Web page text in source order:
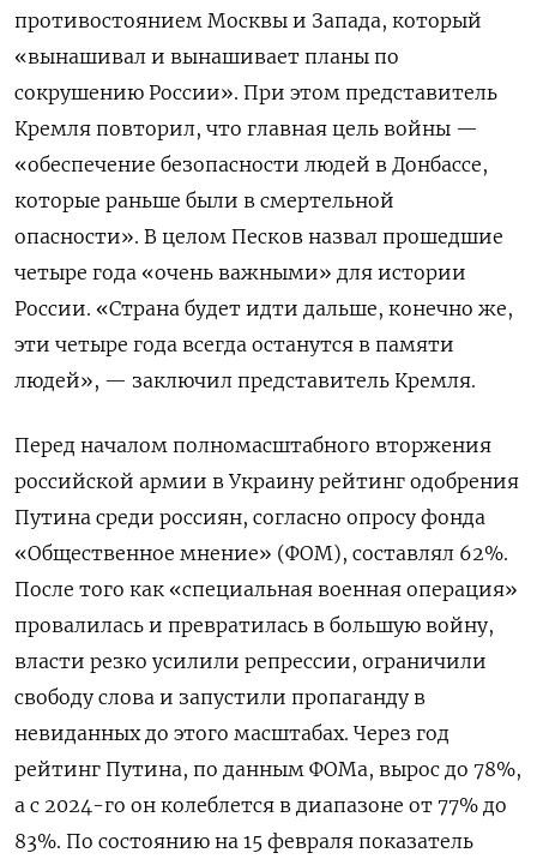
противостоянием Москвы и Запада, который
«вынашивал и вынашивает планы по
сокрушению России». При этом представитель
Кремля повторил, что главная цель войны —
«обеспечение безопасности людей в Донбассе,
которые раньше были в смертельной
опасности». В целом Песков назвал прошедшие
четыре года «очень важными» для истории
России. «Страна будет идти дальше, конечно же,
эти четыре года всегда останутся в памяти
людей», — заключил представитель Кремля.
Перед началом полномасштабного вторжения
российской армии в Украину рейтинг одобрения
Путина среди россиян, согласно опросу фонда
«Общественное мнение» (ФОМ), составлял 62%.
После того как «специальная военная операция»
провалилась и превратилась в большую войну,
власти резко усилили репрессии, ограничили
свободу слова и запустили пропаганду в
невиданных до этого масштабах. Через год
рейтинг Путина, по данным ФОМа, вырос до 78%,
а с 2024-го он колеблется в диапазоне от 77% до
83%. По состоянию на 15 февраля показатель